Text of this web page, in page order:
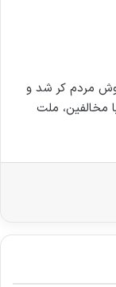
مردم کر شد و
مخالفین، ملت